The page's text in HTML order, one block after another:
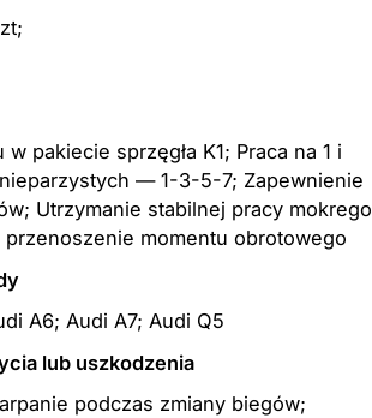
pakiecie sprzęgła K1; Praca na 1 i
— 1-3-5-7; Zapewnienie
Utrzymanie stabilnej pracy mokrego
przenoszenie momentu obrotowego
A6; Audi A7; Audi Q5
lub uszkodzenia
podczas zmiany biegów;